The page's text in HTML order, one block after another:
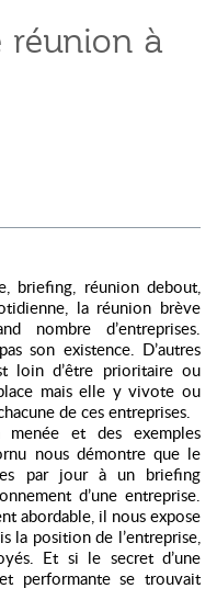
réunion à
briefing, réunion debout,
la réunion brève
nombre d’entreprises.
son existence. D’autres
loin d’être prioritaire ou
mais elle y vivote ou
de ces entreprises.
et des exemples
nous démontre que le
par jour à un briefing
d’une entreprise.
abordable, il nous expose
la position de l’entreprise,
Et si le secret d’une
performante se trouvait